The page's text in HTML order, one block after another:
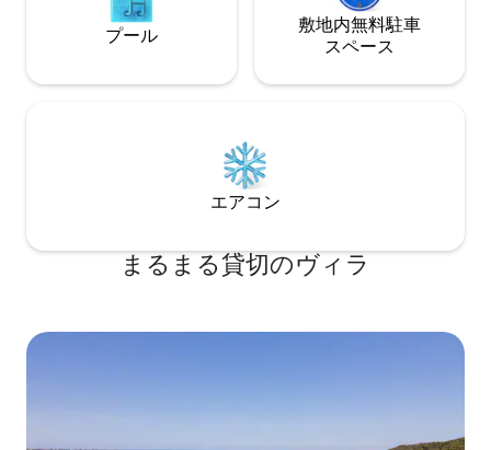
プール
敷地内無料駐⁠車
ス⁠ペ⁠ー⁠ス
エアコン
まるまる貸切のヴィラ